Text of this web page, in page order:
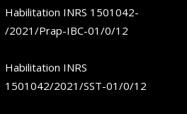
Habilitation INRS 1501042-
/2021/Prap-IBC-01/0/12
Habilitation INRS
1501042/2021/SST-01/0/12